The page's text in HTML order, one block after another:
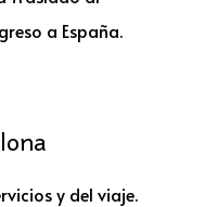
a España.
y del viaje.